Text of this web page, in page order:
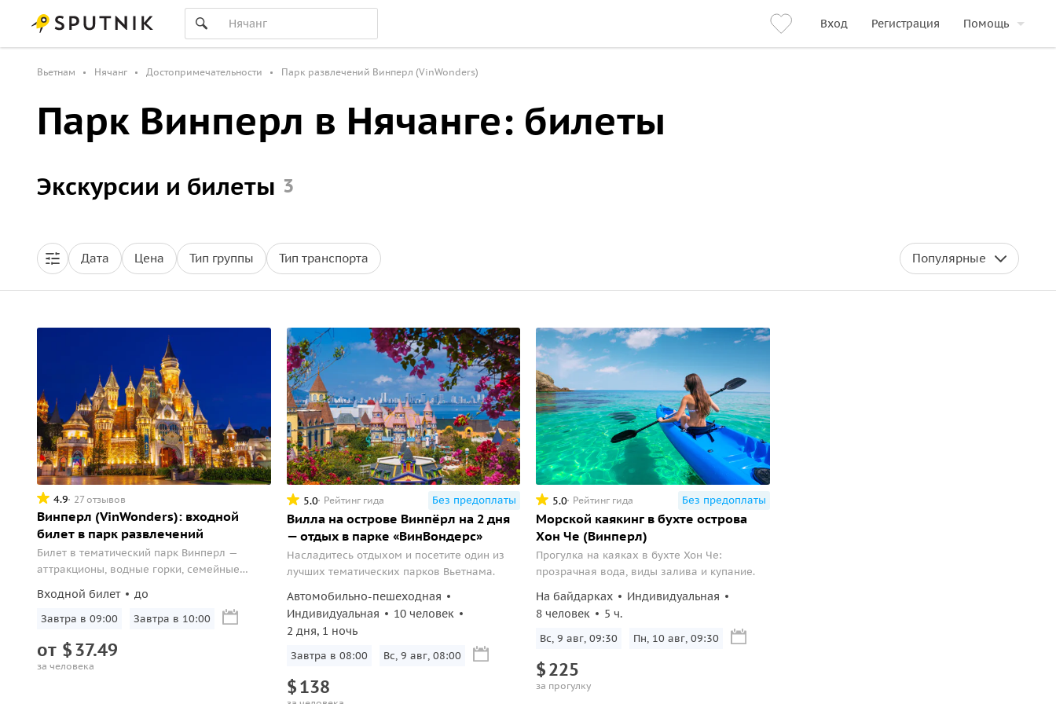
Вход Регистрация Помощь
Вьетнам Нячанг Достопримечательности Парк развлечений Винперл (VinWonders)
Парк Винперл в Нячанге: билеты
Экскурсии и билеты 3
Дата Цена Тип группы Тип транспорта Популярные
4.9 27 отзывов
Винперл (VinWonders): входной
билет в парк развлечений
Билет в тематический парк Винперл —
аттракционы, водные горки, семейные
Входной билет до
Завтра в 09:00 Завтра в 10:00
от $37.49
за человека
5.0 Рейтинг гида Без предоплаты
Вилла на острове Винпёрл на 2 дня
— отдых в парке «ВинВондерс»
Насладитесь отдыхом и посетите один из
лучших тематических парков Вьетнама.
Автомобильно-пешеходная
Индивидуальная
10 человек
2 дня, 1 ночь
Завтра в 08:00 Вс, 9 авг, 08:00
$138
5.0 Рейтинг гида Без предоплаты
Морской каякинг в бухте острова
Хон Че (Винперл)
Прогулка на каяках в бухте Хон Че:
прозрачная вода, виды залива и купание.
На байдарках
Индивидуальная
8 человек
5 ч.
Вс, 9 авг, 09:30 Пн, 10 авг, 09:30
$225
за прогулку